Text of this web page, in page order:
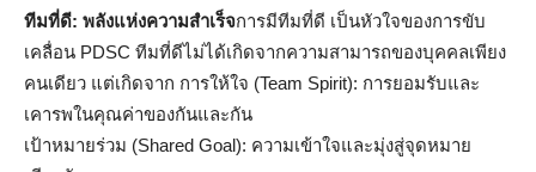
ทีมที่ดี: พลังแห่งความสำเร็จการมีทีมที่ดี เป็นหัวใจของการขับ
เคลื่อน PDSC ทีมที่ดีไม่ได้เกิดจากความสามารถของบุคคลเพียง
คนเดียว แต่เกิดจาก การให้ใจ (Team Spirit): การยอมรับและ
เคารพในคุณค่าของกันและกัน
เป้าหมายร่วม (Shared Goal): ความเข้าใจและมุ่งสู่จุดหมาย